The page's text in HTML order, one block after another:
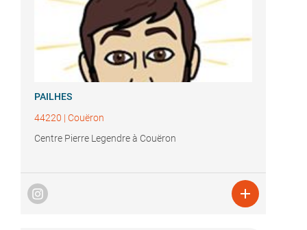
PAILHES
44220 | Couëron
Centre Pierre Legendre à Couëron
